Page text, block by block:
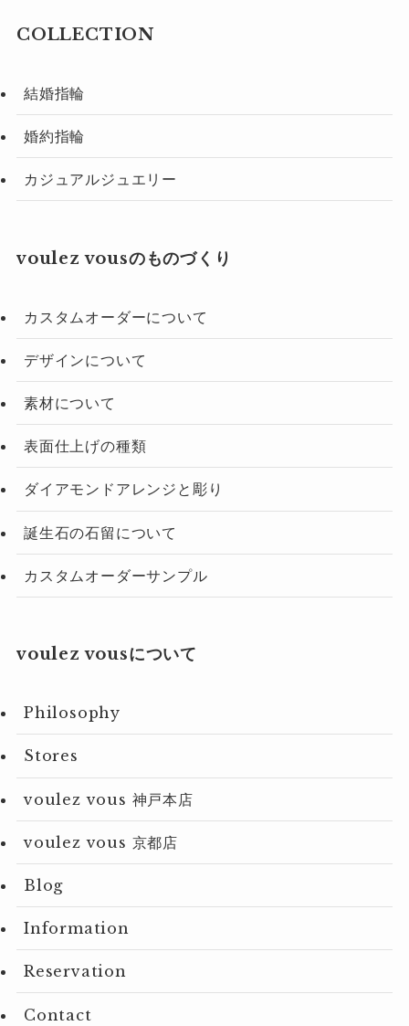
COLLECTION
結婚指輪
婚約指輪
カジュアルジュエリー
voulez vousのものづくり
カスタムオーダーについて
デザインについて
素材について
表面仕上げの種類
ダイアモンドアレンジと彫り
誕生石の石留について
カスタムオーダーサンプル
voulez vousについて
Philosophy
Stores
voulez vous 神戸本店
voulez vous 京都店
Blog
Information
Reservation
Contact